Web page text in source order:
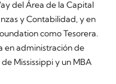
del Área de la Capital
y Contabilidad, y en
como Tesorera.
en administración de
Mississippi y un MBA